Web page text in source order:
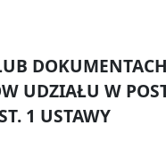
UDZIAŁU W
1 USTAWY